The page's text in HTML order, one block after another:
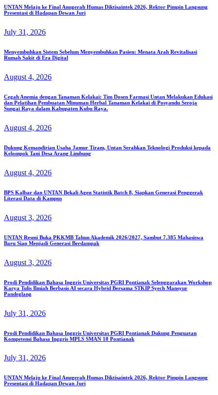
UNTAN Melaju ke Final Anugerah Humas Diktisaintek 2026, Rektor Pimpin Langsung
Presentasi di Hadapan Dewan Juri
July 31, 2026
Menyembuhkan Sistem Sebelum Menyembuhkan Pasien: Menata Arah Revitalisasi
Rumah Sakit di Era Digital
August 4, 2026
Cegah Anemia dengan Tanaman Kelakai: Tim Dosen Farmasi Untan Melakukan Edukasi
dan Pelatihan Pembuatan Minuman Herbal Tanaman Kelakai di Posyandu Seroja
Sungai Raya dalam Kabupaten Kubu Raya.
August 4, 2026
Dukung Kemandirian Usaha Jamur Tiram, Untan Serahkan Teknologi Produksi kepada
Kelompok Tani Desa Arang Limbung
August 4, 2026
BPS Kalbar dan UNTAN Bekali Agen Statistik Batch 8, Siapkan Generasi Penggerak
Literasi Data di Kampus
August 3, 2026
UNTAN Resmi Buka PKKMB Tahun Akademik 2026/2027, Sambut 7.385 Mahasiswa
Baru Siap Menjadi Generasi Berdampak
August 3, 2026
Prodi Pendidikan Bahasa Inggris Universitas PGRI Pontianak Selenggarakan Workshop
Karya Tulis Ilmiah Berbasis AI secara Hybrid Bersama STKIP Syech Mansyur
Pandeglang
July 31, 2026
Prodi Pendidikan Bahasa Inggris Universitas PGRI Pontianak Dukung Penguatan
Kompetensi Bahasa Inggris MPLS SMAN 10 Pontianak
July 31, 2026
UNTAN Melaju ke Final Anugerah Humas Diktisaintek 2026, Rektor Pimpin Langsung
Presentasi di Hadapan Dewan Juri